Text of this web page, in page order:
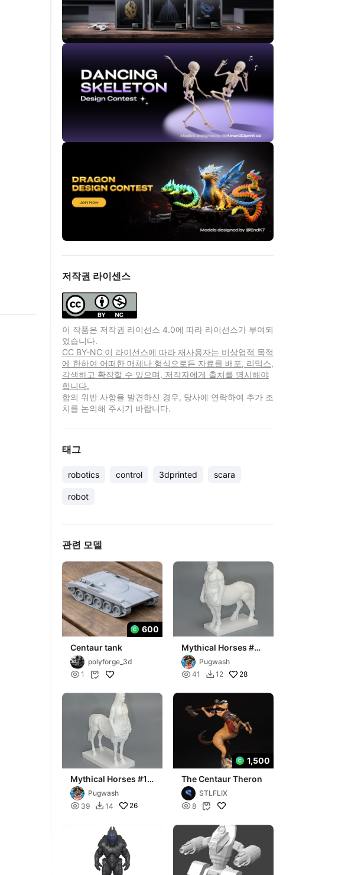
저작권 라이센스
이 작품은 저작권 라이선스 4.0에 따라 라이선스가 부여되
었습니다.
CC BY-NC 이 라이선스에 따라 재사용자는 비상업적 목적
에 한하여 어떠한 매체나 형식으로든 자료를 배포, 리믹스,
각색하고 확장할 수 있으며, 저작자에게 출처를 명시해야
합니다.
합의 위반 사항을 발견하신 경우, 당사에 연락하여 추가 조
치를 논의해 주시기 바랍니다.
태그
robotics control 3dprinted scara
robot
관련 모델
600
Centaur tank
polyforge_3d
 1 
Mythical Horses #2
of 7 - Centaur
Pugwash
 41  12 28
Mythical Horses #1
of 7 - Ceantauride
Pugwash
 39  14 26
1,500
The Centaur Theron
STLFLIX
 8 